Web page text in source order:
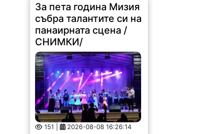
За пета година Мизия
събра талантите си на
панаирната сцена /
СНИМКИ/
151 | 2026-08-08 16:26:14